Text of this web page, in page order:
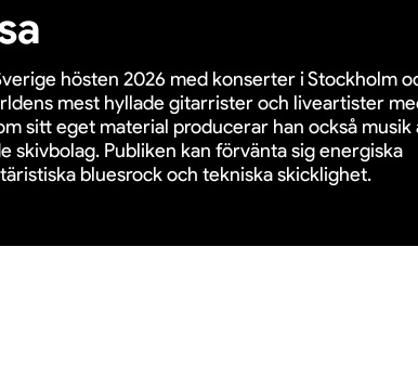
hösten 2026 med konserter i Stockholm
mest hyllade gitarrister och liveartister
sitt eget material producerar han också musik
skivbolag. Publiken kan förvänta sig energiska
bluesrock och tekniska skicklighet.